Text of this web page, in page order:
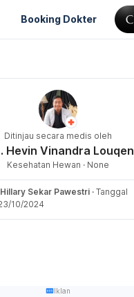
Booking Dokter
Ditinjau secara medis oleh
Hevin Vinandra Louqen
Kesehatan Hewan · None
Hillary Sekar Pawestri · Tanggal
10/2024
Iklan